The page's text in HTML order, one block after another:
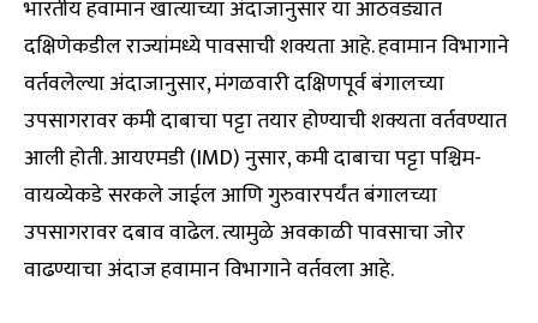
भारतीय हवामान खात्याच्या अंदाजानुसार या आठवड्यात
दक्षिणेकडील राज्यांमध्ये पावसाची शक्यता आहे. हवामान विभागाने
वर्तवलेल्या अंदाजानुसार, मंगळवारी दक्षिणपूर्व बंगालच्या
उपसागरावर कमी दाबाचा पट्टा तयार होण्याची शक्यता वर्तवण्यात
आली होती. आयएमडी (IMD) नुसार, कमी दाबाचा पट्टा पश्चिम-
वायव्येकडे सरकले जाईल आणि गुरुवारपर्यंत बंगालच्या
उपसागरावर दबाव वाढेल. त्यामुळे अवकाळी पावसाचा जोर
वाढण्याचा अंदाज हवामान विभागाने वर्तवला आहे.